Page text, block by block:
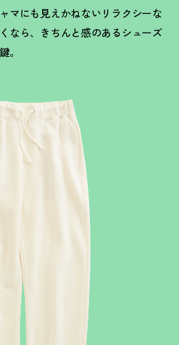
マにも見えかねないリラクシーな
なら、きちんと感のあるシューズ
。